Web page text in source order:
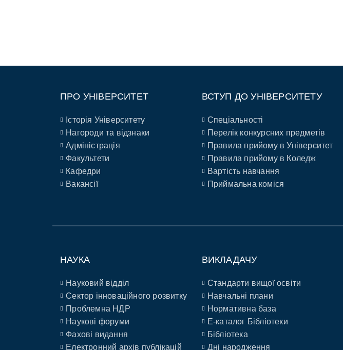
ПРО УНІВЕРСИТЕТ
Історія Університету
Нагороди та відзнаки
Адміністрація
Факультети
Кафедри
Вакансії
ВСТУП ДО УНІВЕРСИТЕТУ
Спеціальності
Перелік конкурсних предметів
Правила прийому в Університет
Правила прийому в Коледж
Вартість навчання
Приймальна коміся
НАУКА
Науковий відділ
Сектор інноваційного розвитку
Проблемна НДР
Наукові форуми
Фахові видання
Електронний архів публікацій
ВИКЛАДАЧУ
Стандарти вищої освіти
Навчальні плани
Нормативна база
E-каталог Бібліотеки
Бібліотека
Дні народження